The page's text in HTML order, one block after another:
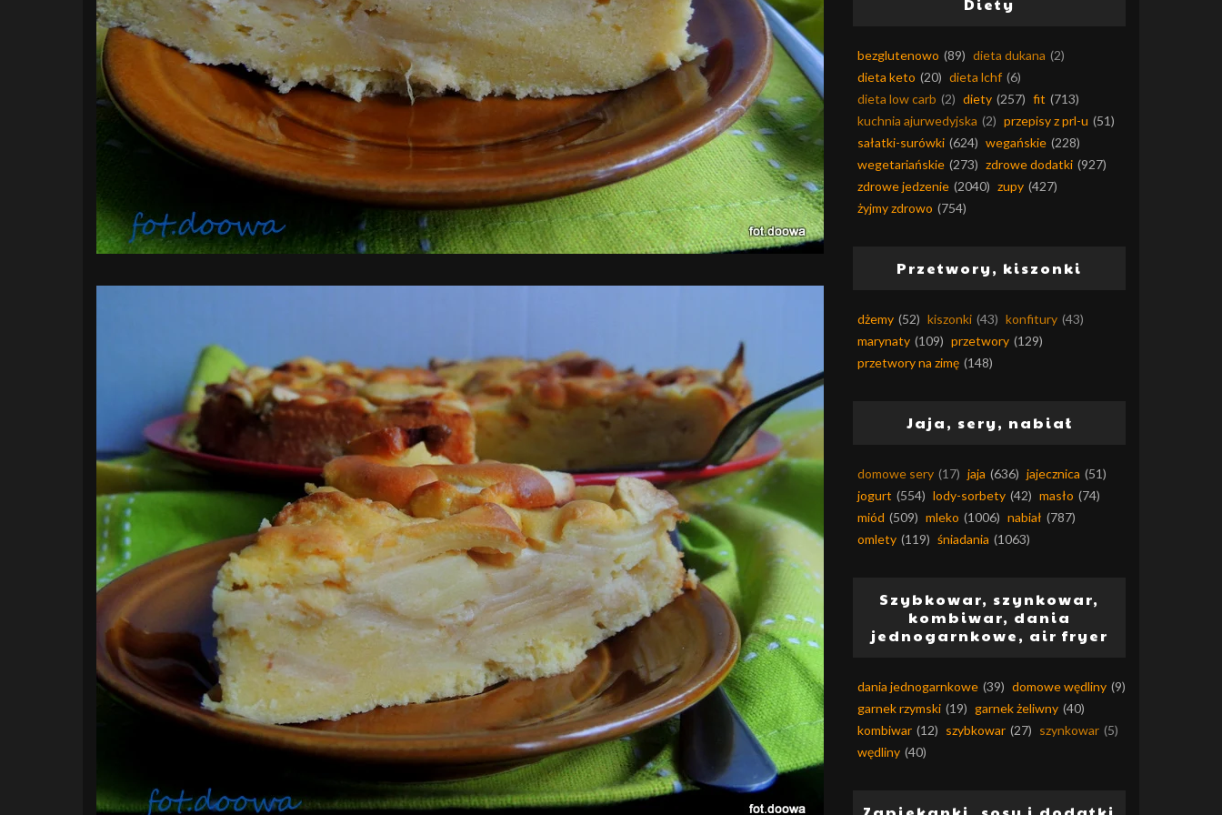
bezglutenowo (89) dieta dukana (2)
dieta keto (20) dieta lchf (6)
dieta low carb (2) diety (257) fit (713)
kuchnia ajurwedyjska (2) przepisy z prl-u (51)
sałatki-surówki (624) wegańskie (228)
wegetariańskie (273) zdrowe dodatki (927)
zdrowe jedzenie (2040) zupy (427)
żyjmy zdrowo (754)
Przetwory, kiszonki
dżemy (52) kiszonki (43) konfitury (43)
marynaty (109) przetwory (129)
przetwory na zimę (148)
Jaja, sery, nabiał
domowe sery (17) jaja (636) jajecznica (51)
jogurt (554) lody-sorbety (42) masło (74)
miód (509) mleko (1006) nabiał (787)
omlety (119) śniadania (1063)
Szybkowar, szynkowar,
kombiwar, dania
jednogarnkowe, air fryer
dania jednogarnkowe (39) domowe wędliny (9)
garnek rzymski (19) garnek żeliwny (40)
kombiwar (12) szybkowar (27) szynkowar (5)
wędliny (40)